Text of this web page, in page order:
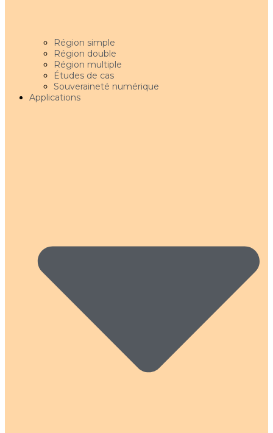
Région simple
Région double
Région multiple
Études de cas
Souveraineté numérique
Applications